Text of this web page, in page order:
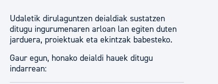
Udaletik dirulaguntzen deialdiak sustatzen
ditugu ingurumenaren arloan lan egiten duten
jarduera, proiektuak eta ekintzak babesteko.
Gaur egun, honako deialdi hauek ditugu
indarrean: